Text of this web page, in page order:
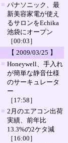
■ パナソニック、最
新美容家電が使え
るサロンをEchika
池袋にオープン
［00:03］
【 2009/03/25 】
■ Honeywell、手入れ
が簡単な静音仕様
のサーキュレータ
ー
［17:58］
■ 2月のエアコン出荷
実績、前年比
13.3%の2ケタ減
［16:00］